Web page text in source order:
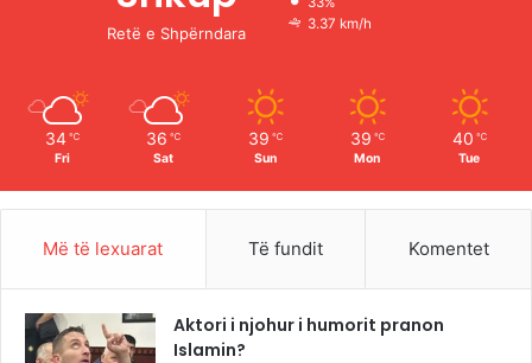
o
r
Retë e Shpërndara
3.37 km/h
34 ℃
Fri
36 ℃
Sat
39 ℃
Sun
39 ℃
Mon
40 ℃
Tue
Më të lexuarat Të fundit Komentet
Aktori i njohur i humorit pranon
Islamin?